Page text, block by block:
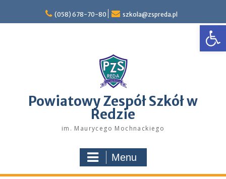
content
(058) 678-70-80 szkola@zspreda.pl
Powiatowy Zespół Szkół w
Redzie
im. Maurycego Mochnackiego
Menu